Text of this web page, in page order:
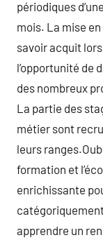
périodiques
mois. La mise
savoir acquit
l’opportunité de
des nombreux
La partie des
métier sont
leurs
formation et
enrichissante
apprendre un